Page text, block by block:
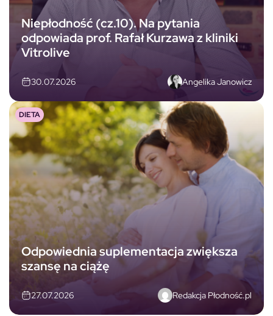
Niepłodność (cz.10). Na pytania
odpowiada prof. Rafał Kurzawa z kliniki
Vitrolive
30.07.2026 Angelika Janowicz
Odpowiednia suplementacja zwiększa
szansę na ciążę
27.07.2026 Redakcja Płodność.pl
DIETA